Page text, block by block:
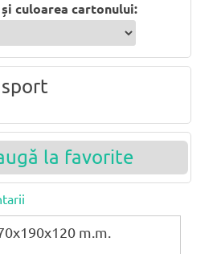
culoarea cartonului:
la favorite
m.m.